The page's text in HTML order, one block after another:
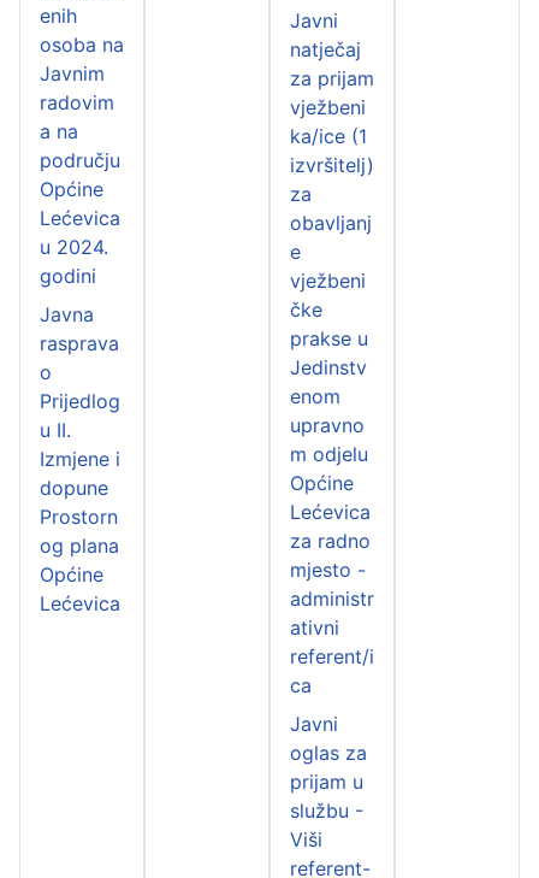
enih
osoba na
Javnim
radovim
a na
području
Općine
Lećevica
u 2024.
godini
Javna
rasprava
o
Prijedlog
u II.
Izmjene i
dopune
Prostorn
og plana
Općine
Lećevica
Javni
natječaj
za prijam
vježbeni
ka/ice (1
izvršitelj)
za
obavljanj
e
vježbeni
čke
prakse u
Jedinstv
enom
upravno
m odjelu
Općine
Lećevica
za radno
mjesto -
administr
ativni
referent/i
ca
Javni
oglas za
prijam u
službu -
Viši
referent-